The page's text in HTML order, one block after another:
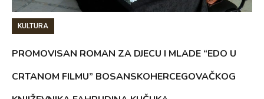
KULTURA
PROMOVISAN ROMAN ZA DJECU I MLADE “EDO U
CRTANOM FILMU” BOSANSKOHERCEGOVAČKOG